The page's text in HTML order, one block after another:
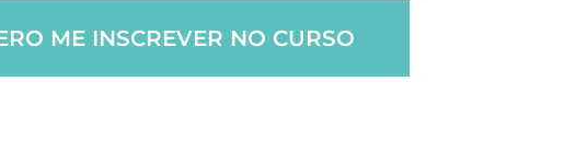
ME INSCREVER NO CURSO